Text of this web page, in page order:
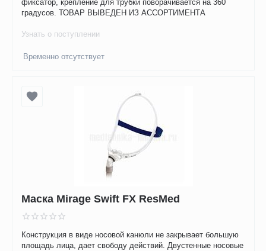
фиксатор, крепление для трубки поворачивается на 360
градусов. ТОВАР ВЫВЕДЕН ИЗ АССОРТИМЕНТА
Узнать о поступлении
Временно отсутствует
Маска Mirage Swift FX ResMed
Конструкция в виде носовой канюли не закрывает большую
площадь лица, дает свободу действий. Двустенные носовые